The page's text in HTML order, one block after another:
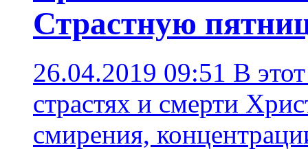
Страстную
26.04.2019 09:51 В
страстях и смерти
смирения,